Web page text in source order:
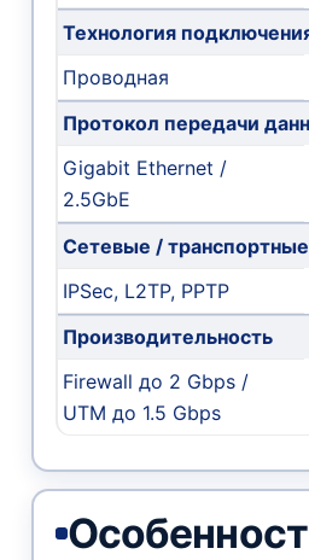
Технология
Проводная
Протокол передачи
Gigabit Ethernet /
2.5GbE
Сетевые /
IPSec, L2TP, PPTP
Производительность
Firewall до 2 Gbps /
UTM до 1.5 Gbps